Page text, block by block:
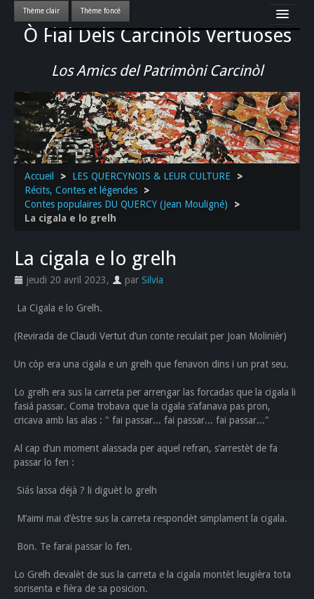
Ò Fial Dels Carcinòls Vertuoses
Los Amics del Patrimòni Carcinòl
Accueil
LES QUERCYNOIS & LEUR CULTURE
PATRIMOINE
GASTRONOMIE
ACTUALITE-CULTURE-EVENEMENTS LOCAUX
>>
Accueil > LES QUERCYNOIS & LEUR CULTURE
>
Récits, Contes et légendes
>
Contes populaires DU QUERCY (Jean Mouligné)
>
La cigala e lo grelh
La cigala e lo grelh
jeudi 20 avril 2023, par Silvia
La Cigala e lo Grelh.
(Revirada de Claudi Vertut d’un conte reculait per Joan Molinièr)
Un còp era una cigala e un grelh que fenavon dins i un prat seu.
Lo grelh era sus la carreta per arrengar las forcadas que la cigala li
fasiá passar. Coma trobava que la cigala s’afanava pas pron,
cricava amb las alas : " fai passar... fai passar... fai passar..."
Al cap d’un moment alassada per aquel refran, s’arrestèt de fa
passar lo fen :
Siás lassa déjà ? li diguèt lo grelh
M’aimi mai d’èstre sus la carreta respondèt simplament la cigala.
Bon. Te farai passar lo fen.
Lo Grelh devalèt de sus la carreta e la cigala montèt leugièra tota
sorisenta e fièra de sa posicion.